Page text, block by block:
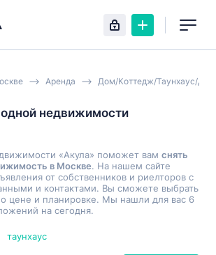
Аренда Дом/Коттедж/Таунхаус/
недвижимости
«Акула» поможет вам снять
в Москве. На нашем сайте
от собственников и риелторов с
и контактами. Вы сможете выбрать
цене и планировке. Мы нашли для вас 6
на сегодня.
таунхаус